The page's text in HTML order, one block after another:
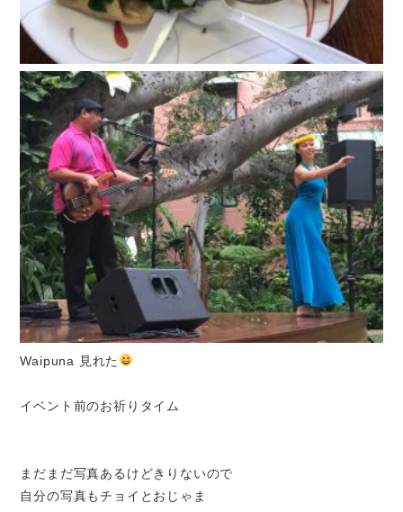
Waipuna 見れた
イベント前のお祈りタイム
まだまだ写真あるけどきりないので
自分の写真もチョイとおじゃま